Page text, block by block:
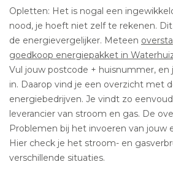
Opletten: Het is nogal een
nood, je hoeft niet zelf te rekenen.
de energievergelijker. Meteen
goedkoop energiepakket in
Vul jouw postcode + huisnummer, en
in. Daarop vind je een overzicht met
energiebedrijven. Je vindt zo
leverancier van stroom en gas. De
Problemen bij het invoeren van jouw
Hier check je het stroom- en
verschillende situaties.